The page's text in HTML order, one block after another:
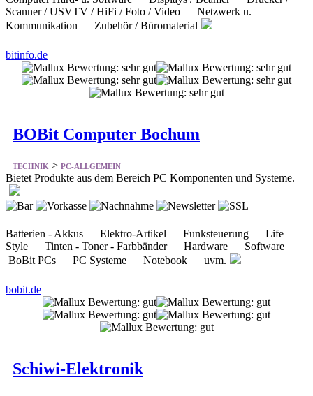
Scanner / USVTV / HiFi / Foto / Video Netzwerk u.
Kommunikation Zubehör / Büromaterial
bitinfo.de
BOBit Computer Bochum
TECHNIK > PC-ALLGEMEIN
Bietet Produkte aus dem Bereich PC Komponenten und Systeme.
Batterien - Akkus Elektro-Artikel Funksteuerung Life
Style Tinten - Toner - Farbbänder Hardware Software
BoBit PCs PC Systeme Notebook uvm.
bobit.de
Schiwi-Elektronik